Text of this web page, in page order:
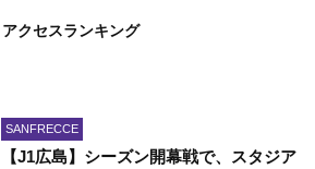
アクセスランキング
SANFRECCE
【J1広島】シーズン開幕戦で、スタジア